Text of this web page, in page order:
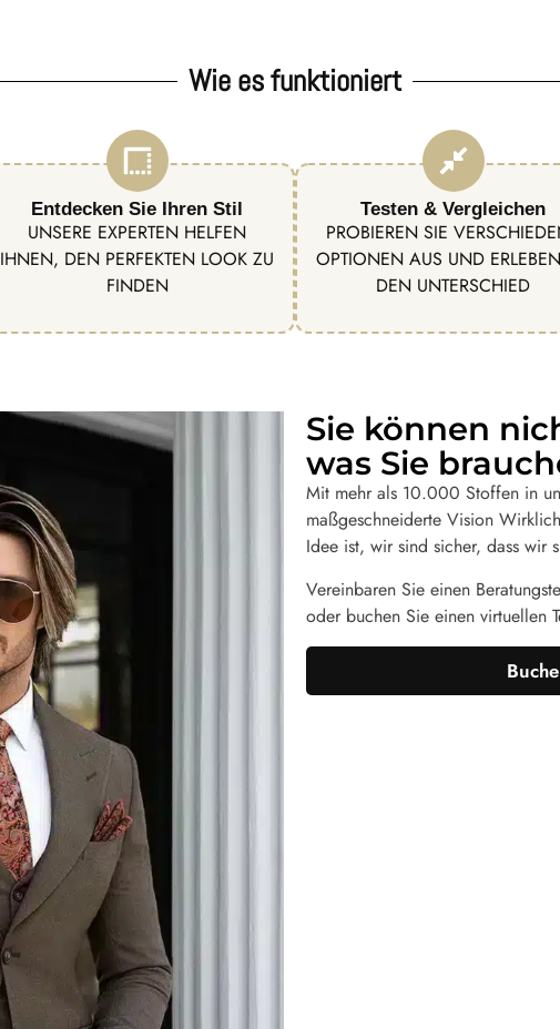
Wie es funktioniert
Entdecken Sie Ihren Stil
UNSERE EXPERTEN HELFEN
IHNEN, DEN PERFEKTEN LOOK ZU
FINDEN
Testen & Vergleichen
PROBIEREN SIE
OPTIONEN AUS UND
DEN UNTERSCHIED
Sie können
was Sie
Mit mehr als 10.000 Stoffen in
maßgeschneiderte Vision
Idee ist, wir sind sicher, dass wir
Vereinbaren Sie einen
oder buchen Sie einen virtuellen